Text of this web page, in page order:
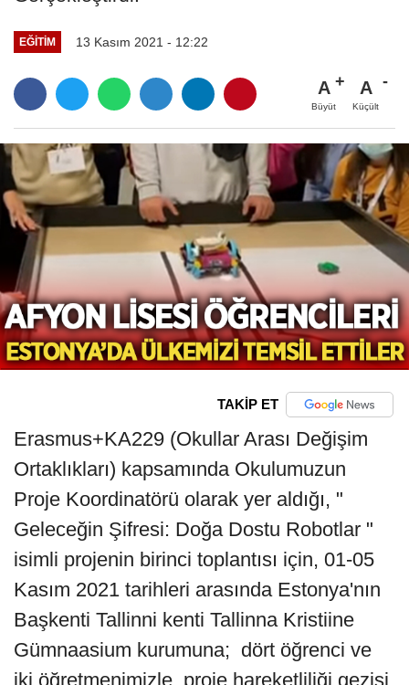
EĞITIM 13 Kasım 2021 - 12:22
A
Büyüt
A
Küçült
TAKİP ET
Erasmus+KA229 (Okullar Arası Değişim
Ortaklıkları) kapsamında Okulumuzun
Proje Koordinatörü olarak yer aldığı, "
Geleceğin Şifresi: Doğa Dostu Robotlar "
isimli projenin birinci toplantısı için, 01-05
Kasım 2021 tarihleri arasında Estonya'nın
Başkenti Tallinni kenti Tallinna Kristiine
Gümnaasium kurumuna; dört öğrenci ve
iki öğretmenimizle proje hareketliliği gezisi